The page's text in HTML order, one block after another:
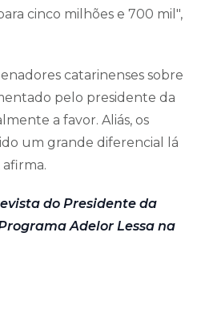
cinco milhões e 700 mil",
catarinenses sobre
pelo presidente da
a favor. Aliás, os
um grande diferencial lá
afirma.
do Presidente da
Adelor Lessa na